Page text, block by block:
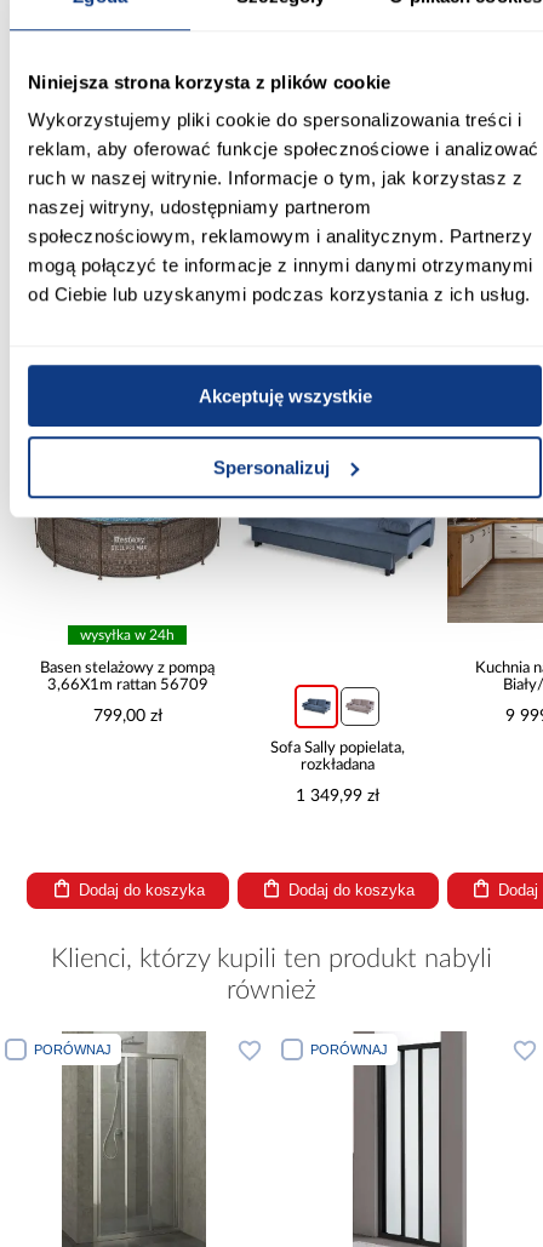
Niniejsza strona korzysta z plików cookie
Wykorzystujemy pliki cookie do spersonalizowania treści i
reklam, aby oferować funkcje społecznościowe i analizować
ruch w naszej witrynie. Informacje o tym, jak korzystasz z
naszej witryny, udostępniamy partnerom
społecznościowym, reklamowym i analitycznym. Partnerzy
mogą połączyć te informacje z innymi danymi otrzymanymi
od Ciebie lub uzyskanymi podczas korzystania z ich usług.
Akceptuję wszystkie
Spersonalizuj
Magnetyczne uszczelki:
Tak
Regulacja na profilu przyściennym:
Zobacz więcej >
Inni Klienci sprawdzali również
PORÓWNAJ
wysyłka w 24h
Basen stelażowy z pompą
3,66X1m rattan 56709
799,00 zł
Dodaj do koszyka
PORÓWNAJ
Sofa Sally popielata,
rozkładana
1 349,99 zł
Dodaj do koszyka
Kuchnia
9
Klienci, którzy kupili ten produkt nabyli
również
PORÓWNAJ PORÓWNAJ